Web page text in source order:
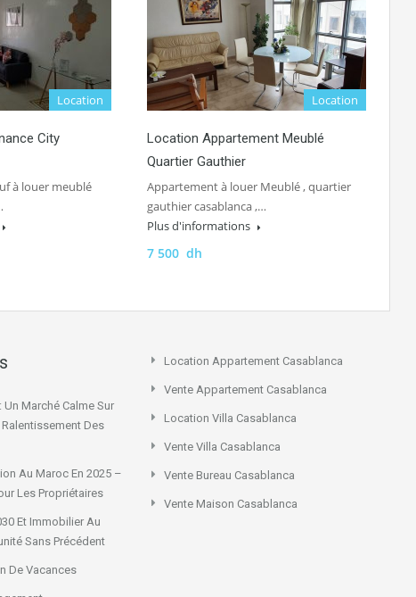
Location
City
à louer meublé
Location
Location Appartement Meublé
Quartier Gauthier
Appartement à louer Meublé , quartier
gauthier casablanca ,…
Plus d'informations
7 500 dh
Marché Calme Sur
Ralentissement Des
Au Maroc En 2025 –
Les Propriétaires
Et Immobilier Au
Sans Précédent
De Vacances
Location Appartement Casablanca
Vente Appartement Casablanca
Location Villa Casablanca
Vente Villa Casablanca
Vente Bureau Casablanca
Vente Maison Casablanca